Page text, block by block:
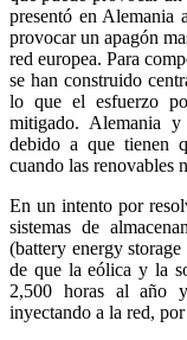
presentó en Alemania
provocar un apagón
red europea. Para
se han construido
lo que el esfuerzo
mitigado. Alemania y
debido a que tienen
cuando las renovables
En un intento por
sistemas de
(battery energy storage
de que la eólica y la
2,500 horas al año
inyectando a la red,